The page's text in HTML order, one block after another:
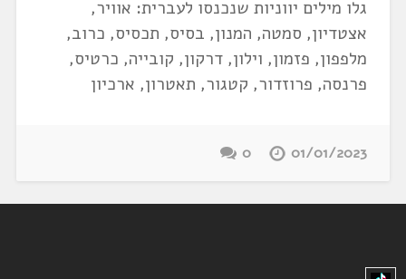
גלו מילים יווניות שנכנסו לעברית: אוויר,
אצטדיון, סמטה, המנון, בסיס, תכסיס, כרוב,
מלפפון, פזמון, וילון, דרקון, קובייה, כרטיס,
פרנסה, פרוזדור, קטגור, תאטרון, ארכיון
01/01/2023
0